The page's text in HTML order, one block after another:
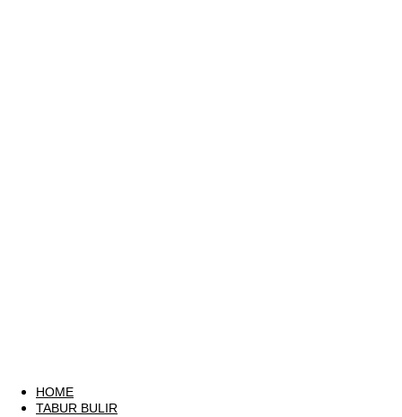
HOME
TABUR BULIR